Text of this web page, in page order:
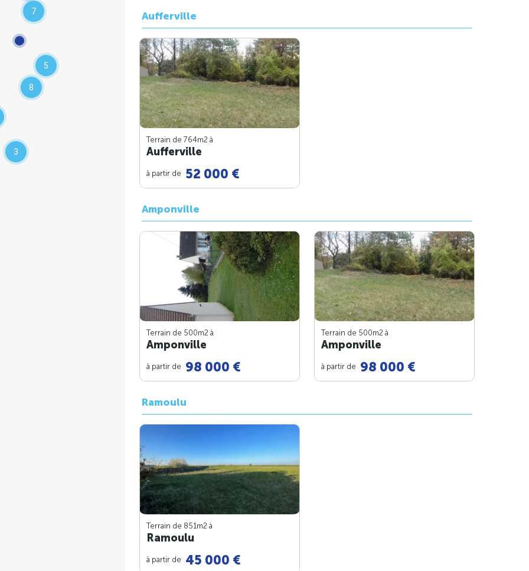
7
5
8
3
Aufferville
Terrain de 764m2 à
Aufferville
à partir de 52 000 €
Amponville
Terrain de 500m2 à
Amponville
à partir de 98 000 €
Terrain de 500m2 à
Amponville
à partir de 98 000 €
Ramoulu
Terrain de 851m2 à
Ramoulu
à partir de 45 000 €